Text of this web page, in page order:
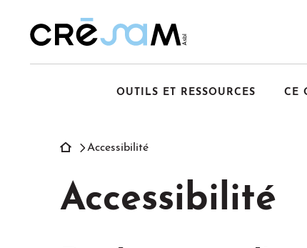
contenu
OUTILS ET RESSOURCES CE
Accessibilité
Accessibilité